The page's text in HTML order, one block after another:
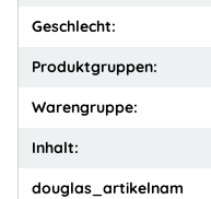
Geschlecht:
Produktgruppen:
Warengruppe:
Inhalt:
douglas_artikelnam